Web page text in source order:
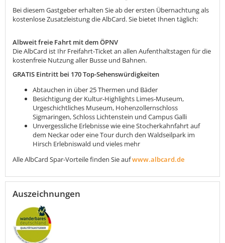
Bei diesem Gastgeber erhalten Sie ab der ersten Übernachtung als
kostenlose Zusatzleistung die AlbCard. Sie bietet Ihnen täglich:
Albweit freie Fahrt mit dem ÖPNV
Die AlbCard ist Ihr Freifahrt-Ticket an allen Aufenthaltstagen für die
kostenfreie Nutzung aller Busse und Bahnen.
GRATIS Eintritt bei 170 Top-Sehenswürdigkeiten
Abtauchen in über 25 Thermen und Bäder
Besichtigung der Kultur-Highlights Limes-Museum,
Urgeschichtliches Museum, Hohenzollernschloss
Sigmaringen, Schloss Lichtenstein und Campus Galli
Unvergessliche Erlebnisse wie eine Stocherkahnfahrt auf
dem Neckar oder eine Tour durch den Waldseilpark im
Hirsch Erlebniswald und vieles mehr
Alle AlbCard Spar-Vorteile finden Sie aufwww.albcard.de
Auszeichnungen